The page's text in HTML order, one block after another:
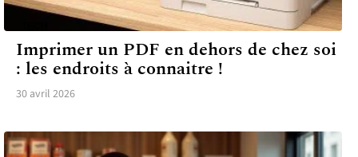
Imprimer un PDF en dehors de chez soi
: les endroits à connaitre !
30 avril 2026